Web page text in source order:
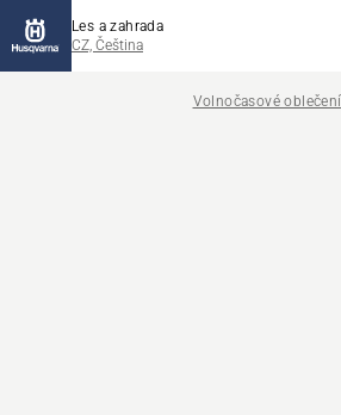
Les a zahrada
CZ, Čeština
Volnočasové oblečení